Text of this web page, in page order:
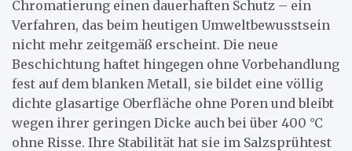
Chromatierung einen dauerhaften Schutz – ein
Verfahren, das beim heutigen Umweltbewusstsein
nicht mehr zeitgemäß erscheint. Die neue
Beschichtung haftet hingegen ohne Vorbehandlung
fest auf dem blanken Metall, sie bildet eine völlig
dichte glasartige Oberfläche ohne Poren und bleibt
wegen ihrer geringen Dicke auch bei über 400 °C
ohne Risse. Ihre Stabilität hat sie im Salzsprühtest